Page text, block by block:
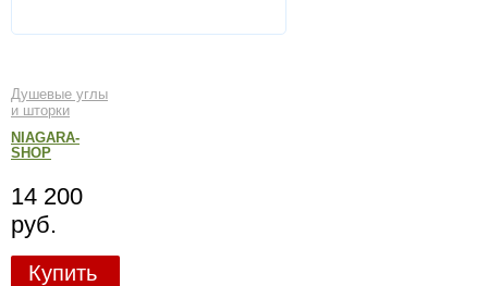
Душевые углы
и шторки
NIAGARA-
SHOP
14 200
руб.
Купить